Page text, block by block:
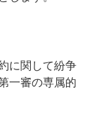
に関して紛争
一審の専属的